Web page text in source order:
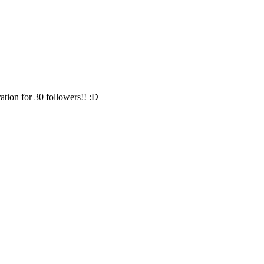
for 30 followers!! :D